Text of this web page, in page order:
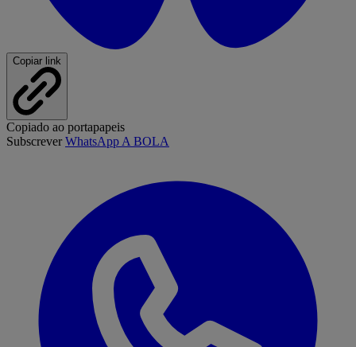
Copiar link
Copiado ao portapapeis
SubscreverWhatsApp A BOLA